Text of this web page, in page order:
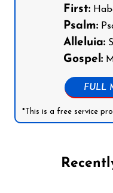
First:
Psalm:
Alleluia:
Gospel:
FULL
*This is a free service